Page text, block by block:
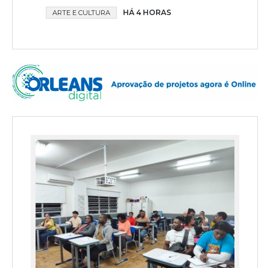
ARTE E CULTURA HÁ 4 HORAS